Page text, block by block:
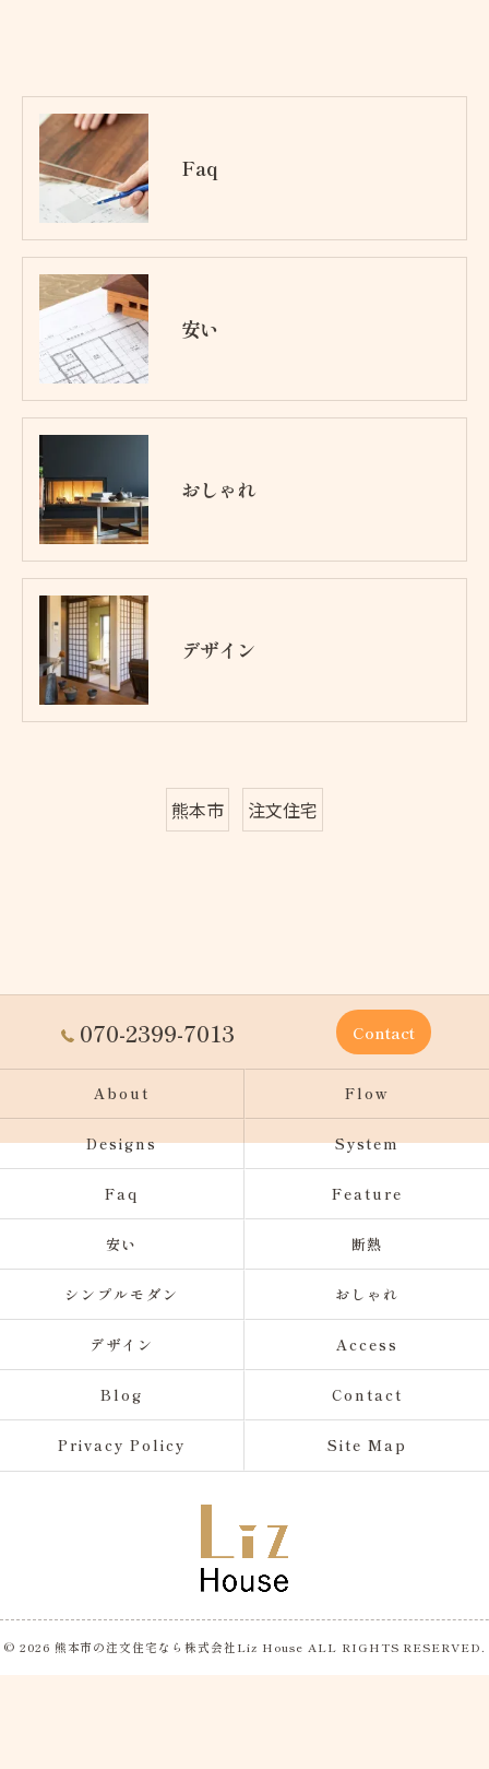
Faq
安い
おしゃれ
デザイン
熊本市 注文住宅
070-2399-7013 Contact
About Flow
Designs System
Faq Feature
安い 断熱
シンプルモダン おしゃれ
デザイン Access
Blog Contact
Privacy Policy Site Map
© 2026 熊本市の注文住宅なら株式会社Liz House ALL RIGHTS RESERVED.